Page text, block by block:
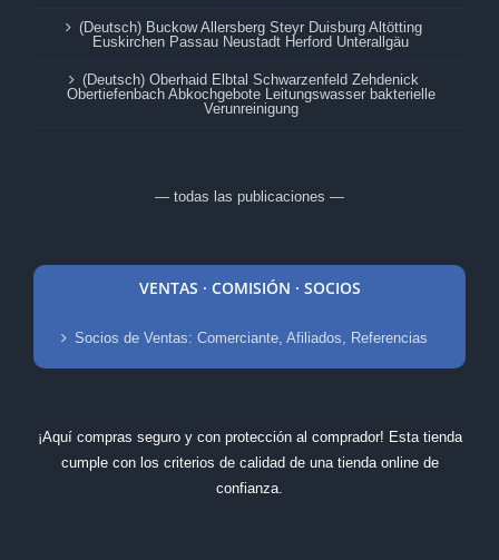
(Deutsch) Buckow Allersberg Steyr Duisburg Altötting
Euskirchen Passau Neustadt Herford Unterallgäu
(Deutsch) Oberhaid Elbtal Schwarzenfeld Zehdenick
Obertiefenbach Abkochgebote Leitungswasser bakterielle
Verunreinigung
— todas las publicaciones —
VENTAS · COMISIÓN · SOCIOS
Socios de Ventas: Comerciante, Afiliados, Referencias
¡Aquí compras seguro y con protección al comprador! Esta tienda
cumple con los criterios de calidad de una tienda online de
confianza.